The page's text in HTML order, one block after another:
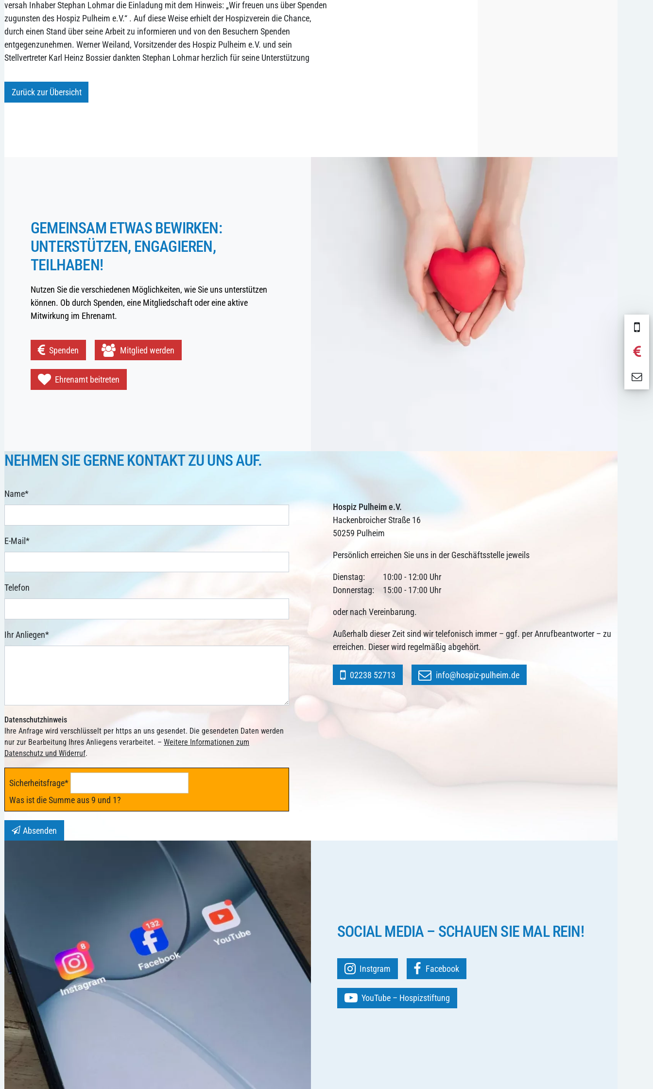
versah Inhaber Stephan Lohmar die Einladung mit dem Hinweis: „Wir freuen uns über Spenden
zugunsten des Hospiz Pulheim e.V.“ . Auf diese Weise erhielt der Hospizverein die Chance,
durch einen Stand über seine Arbeit zu informieren und von den Besuchern Spenden
entgegenzunehmen. Werner Weiland, Vorsitzender des Hospiz Pulheim e.V. und sein
Stellvertreter Karl Heinz Bossier dankten Stephan Lohmar herzlich für seine Unterstützung
Zurück zur Übersicht
GEMEINSAM ETWAS BEWIRKEN:
UNTERSTÜTZEN, ENGAGIEREN,
TEILHABEN!
Nutzen Sie die verschiedenen Möglichkeiten, wie Sie uns unterstützen
können. Ob durch Spenden, eine Mitgliedschaft oder eine aktive
Mitwirkung im Ehrenamt.
Spenden Mitglied werden
Ehrenamt beitreten
NEHMEN SIE GERNE KONTAKT ZU UNS AUF.
Name*
E-Mail*
Telefon
Ihr Anliegen*
Datenschutzhinweis
Ihre Anfrage wird verschlüsselt per https an uns gesendet. Die gesendeten Daten werden
nur zur Bearbeitung Ihres Anliegens verarbeitet. – Weitere Informationen zum
Datenschutz und Widerruf.
Sicherheitsfrage*
Was ist die Summe aus 9 und 1?
Absenden
Hospiz Pulheim e.V.
Hackenbroicher Straße 16
50259 Pulheim
Persönlich erreichen Sie uns in der Geschäftsstelle jeweils
Dienstag:
10:00 - 12:00 Uhr
Donnerstag:
15:00 - 17:00 Uhr
oder nach Vereinbarung.
Außerhalb dieser Zeit sind wir telefonisch immer – ggf. per Anrufbeantworter – zu
erreichen. Dieser wird regelmäßig abgehört.
02238 52713 info@hospiz-pulheim.de
SOCIAL MEDIA – SCHAUEN SIE MAL REIN!
Instgram Facebook
YouTube – Hospizstiftung